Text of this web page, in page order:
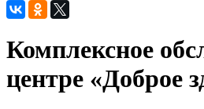
Комплексное
центре «Доброе